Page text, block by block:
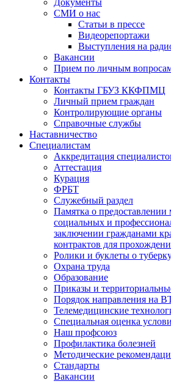
Документы
СМИ о нас
Статьи в прессе
Видеорепортажи
Выступления на
Вакансии
Прием по личным
Контакты
Контакты ГБУЗ ККФПМЦ
Личный прием граждан
Контролирующие органы
Справочные службы
Наставничество
Специалистам
Аккредитация
Аттестация
Курация
ФРБТ
Служебный раздел
Памятка о предоставлении
социальных и
заключении гражданами
контрактов для
Ролики и буклеты о
Охрана труда
Образование
Приказы и
Порядок направления на
Телемедицинские
Специальная оценка
Наш профсоюз
Профилактика болезней
Методические
Стандарты
Вакансии